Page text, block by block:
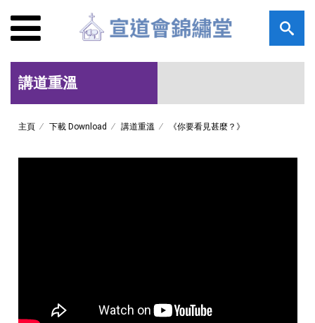
講道重溫
主頁 下載 Download 講道重溫 《你要看見甚麼？》